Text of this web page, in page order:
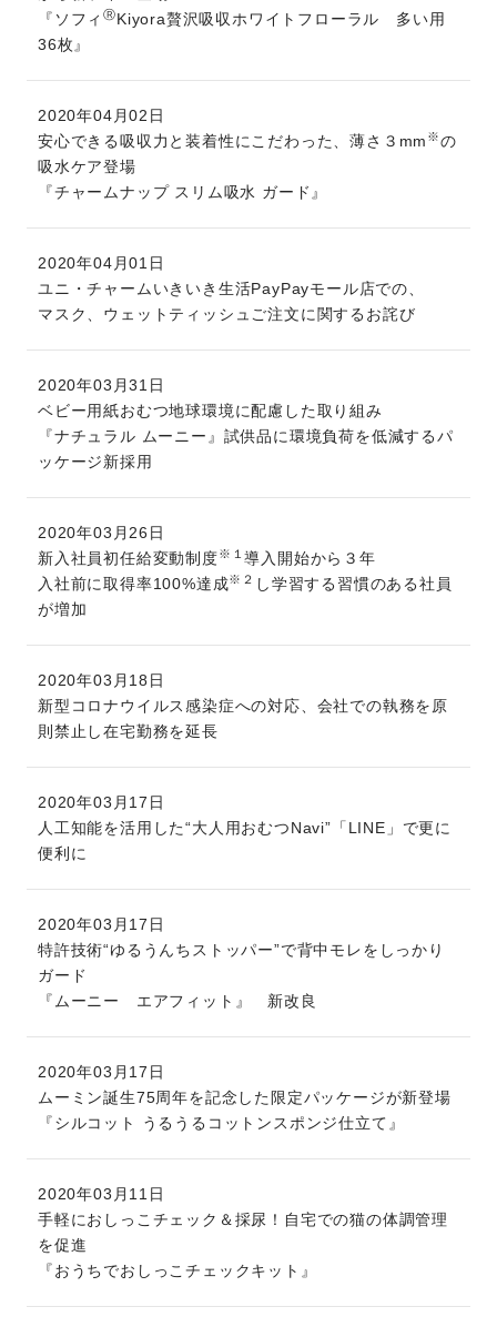
『ソフィⓇKiyora贅沢吸収ホワイトフローラル 多い用
36枚』
2020年04月02日
安心できる吸収力と装着性にこだわった、薄さ３mm ※の
吸水ケア登場
『チャームナップ スリム吸水 ガード』
2020年04月01日
ユニ・チャームいきいき生活PayPayモール店での、
マスク、ウェットティッシュご注文に関するお詫び
2020年03月31日
ベビー用紙おむつ地球環境に配慮した取り組み
『ナチュラル ムーニー』試供品に環境負荷を低減するパ
ッケージ新採用
2020年03月26日
新入社員初任給変動制度※１導入開始から３年
入社前に取得率100%達成※２ し学習する習慣のある社員
が増加
2020年03月18日
新型コロナウイルス感染症への対応、会社での執務を原
則禁止し在宅勤務を延長
2020年03月17日
人工知能を活用した“大人用おむつNavi”「LINE」で更に
便利に
2020年03月17日
特許技術“ゆるうんちストッパー”で背中モレをしっかり
ガード
『ムーニー エアフィット』 新改良
2020年03月17日
ムーミン誕生75周年を記念した限定パッケージが新登場
『シルコット うるうるコットンスポンジ仕立て』
2020年03月11日
手軽におしっこチェック＆採尿！自宅での猫の体調管理
を促進
『おうちでおしっこチェックキット』